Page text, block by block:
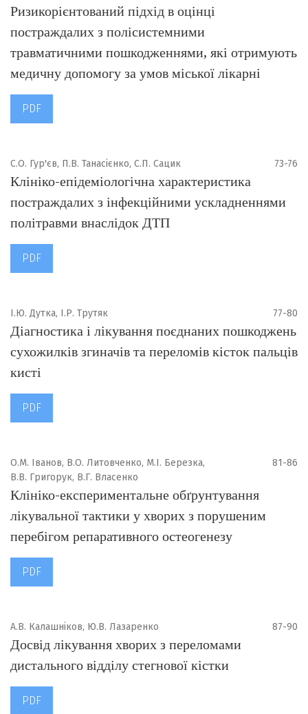
Ризикорієнтований підхід в оцінці
постраждалих з полісистемними
травматичними пошкодженнями, які отримують
медичну допомогу за умов міської лікарні
PDF
С.О. Гур'єв, П.В. Танасієнко, С.П. Сацик 73-76
Клініко-епідеміологічна характеристика
постраждалих з інфекційними ускладненнями
політравми внаслідок ДТП
PDF
І.Ю. Дутка, І.Р. Трутяк 77-80
Діагностика і лікування поєднаних пошкоджень
сухожилків згиначів та переломів кісток пальців
кисті
PDF
О.М. Іванов, В.О. Литовченко, М.І. Березка,
В.В. Григорук, В.Г. Власенко
81-86
Клініко-експериментальне обґрунтування
лікувальної тактики у хворих з порушеним
перебігом репаративного остеогенезу
PDF
А.В. Калашніков, Ю.В. Лазаренко 87-90
Досвід лікування хворих з переломами
дистального відділу стегнової кістки
PDF